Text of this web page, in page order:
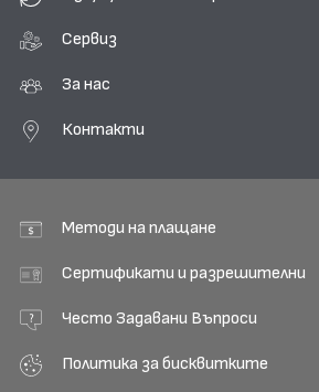
Сервиз
За нас
Контакти
Методи на плащане
Сертификати и разрешителни
Често Задавани Въпроси
Политика за бисквитките